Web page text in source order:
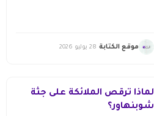
موقع الكتابة 28 يوليو 2026
لماذا ترقص الملائكة على جثة
شوبنهاور؟